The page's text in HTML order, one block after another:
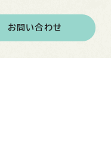
お問い合わせ